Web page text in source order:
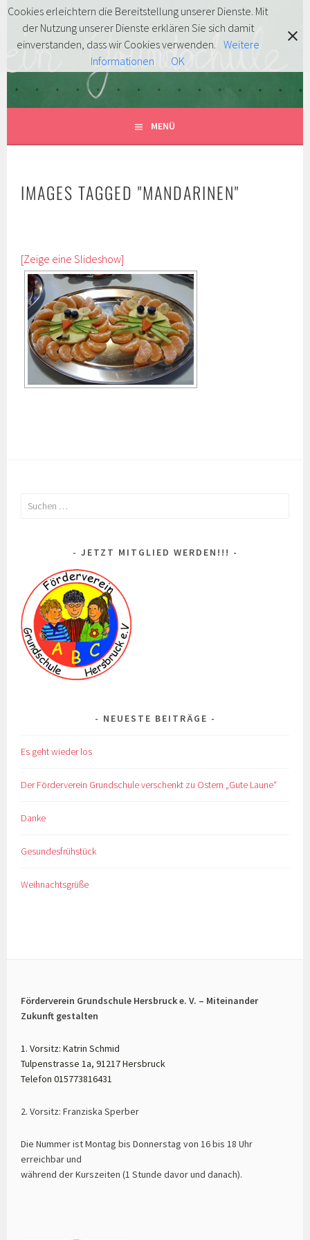
Springe
zum
Inhalt
FÖRDERVEREIN
GRUNDSCHULE HERSBRUCK
E.V.
MITENTDECKEN … MITLACHEN … MITMACHEN!
MENÜ
IMAGES TAGGED "MANDARINEN"
[Zeige eine Slideshow]
Suchen
JETZT MITGLIED WERDEN!!!
NEUESTE BEITRÄGE
Es geht wieder los
Der Förderverein Grundschule verschenkt zu Ostern „Gute Laune“
Danke
Gesundesfrühstück
Weihnachtsgrüße
Förderverein Grundschule Hersbruck e. V. – Miteinander
Zukunft gestalten
1. Vorsitz: Katrin Schmid
Tulpenstrasse 1a, 91217 Hersbruck
Telefon 015773816431
2. Vorsitz: Franziska Sperber
Die Nummer ist Montag bis Donnerstag von 16 bis 18 Uhr
erreichbar und
während der Kurszeiten (1 Stunde davor und danach).
Cookies erleichtern die Bereitstellung unserer Dienste. Mit
der Nutzung unserer Dienste erklären Sie sich damit
einverstanden, dass wir Cookies verwenden. Weitere
Informationen
OK